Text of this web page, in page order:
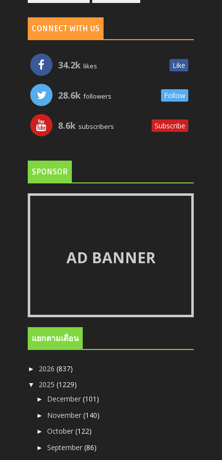
CONNECT WITH US
34.2k likes Like
28.6k followers Follow
8.6k subscribers Subscribe
SPONSOR
AD BANNER
แยกตามเดือน
► 2026(837)
▼ 2025(1229)
► December(101)
► November(140)
►October(122)
►September(86)